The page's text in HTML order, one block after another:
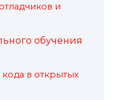
и
обучения
в открытых